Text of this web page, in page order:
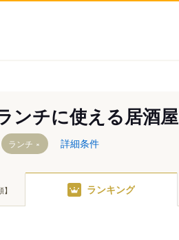
ンチに使える居酒屋
ランチ 詳細条件
ランキング